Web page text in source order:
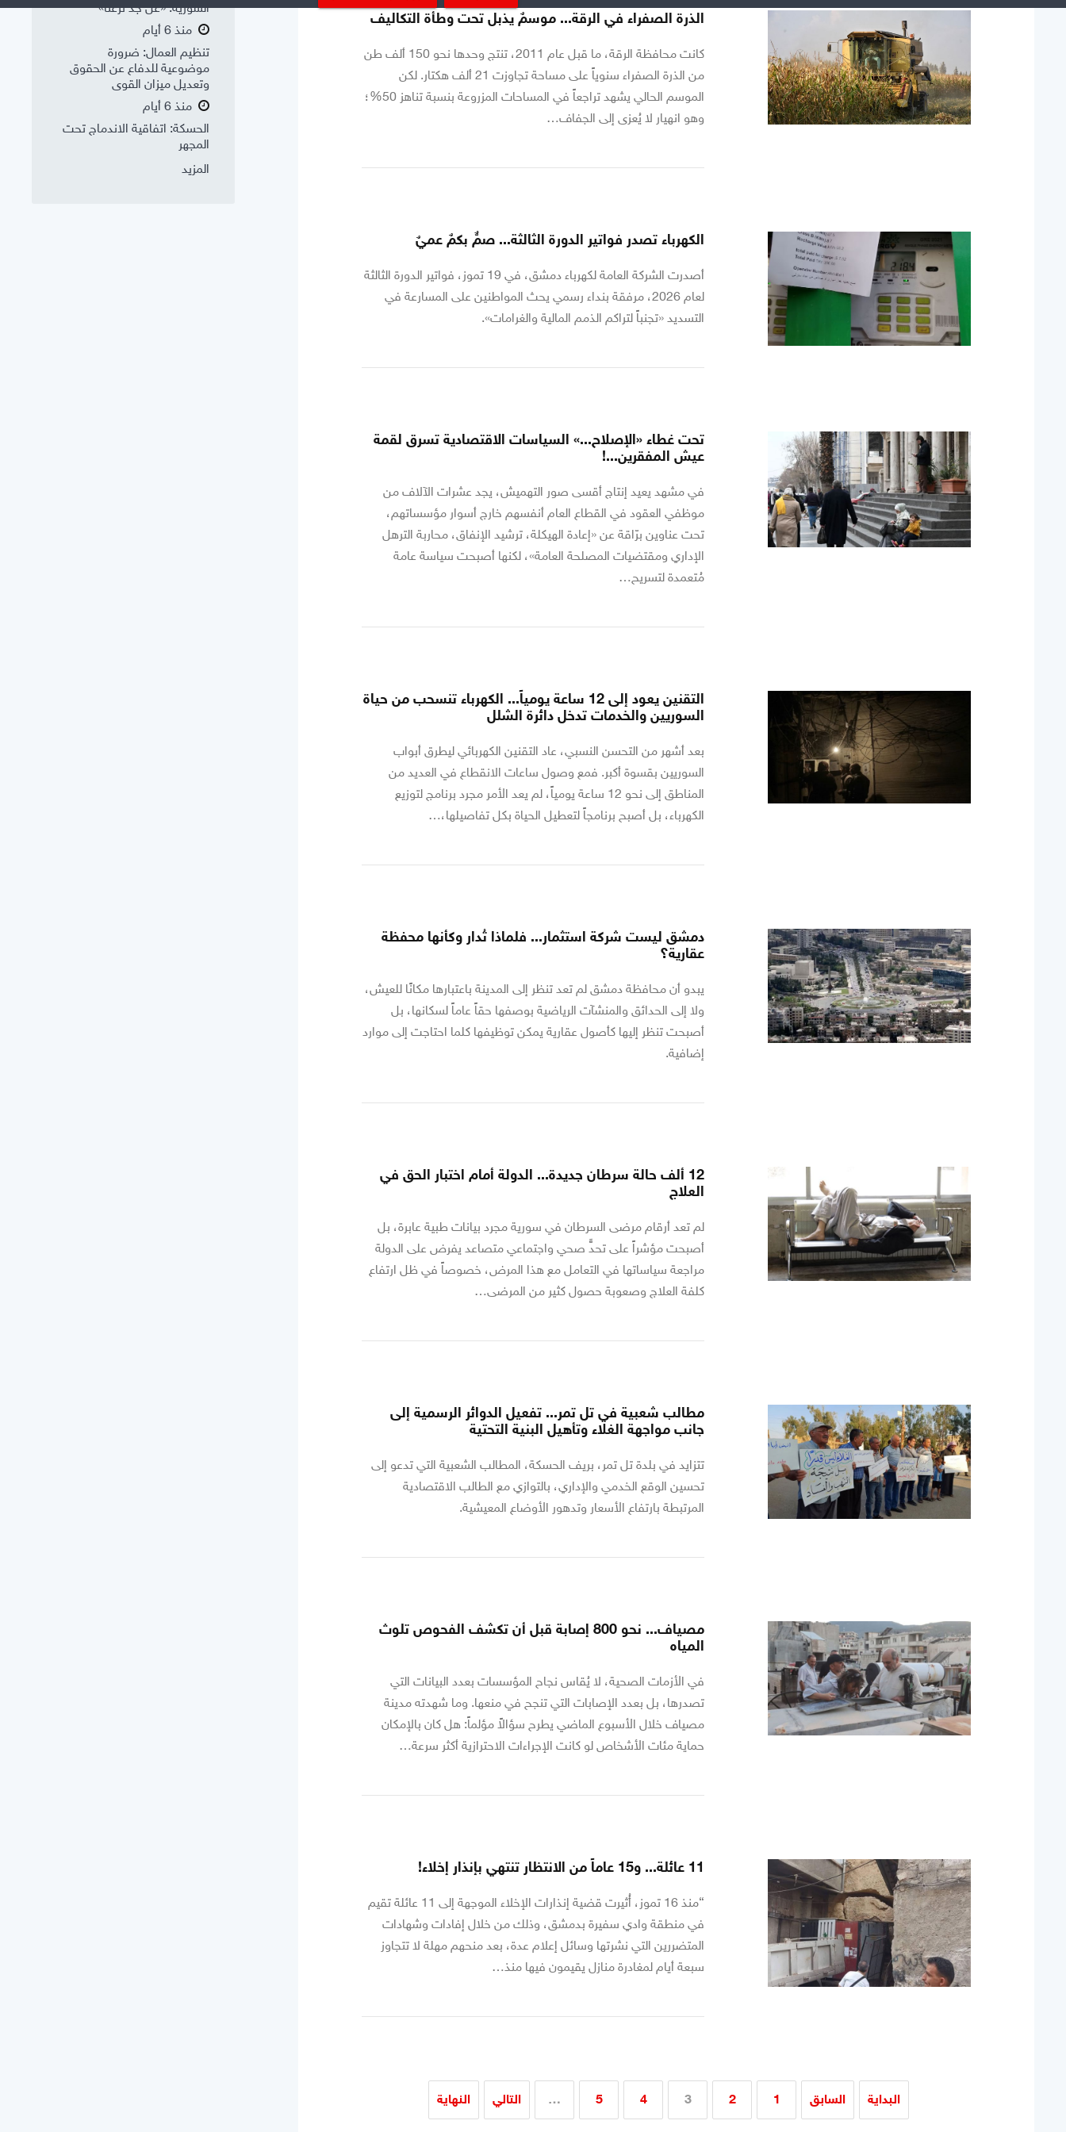
الذرة الصفراء في الرقة... موسمٌ يذبل تحت وطأة التكاليف
كانت محافظة الرقة، ما قبل عام 2011، تنتج وحدها نحو 150 ألف طن
من الذرة الصفراء سنوياً على مساحة تجاوزت 21 ألف هكتار. لكن
الموسم الحالي يشهد تراجعاً في المساحات المزروعة بنسبة تناهز 50%؛
وهو انهيار لا يُعزى إلى الجفاف…
الكهرباء تصدر فواتير الدورة الثالثة... صمٌّ بكمٌ عميٌ
أصدرت الشركة العامة لكهرباء دمشق، في 19 تموز، فواتير الدورة الثالثة
لعام 2026، مرفقة بنداء رسمي يحث المواطنين على المسارعة في
التسديد «تجنباً لتراكم الذمم المالية والغرامات».
تحت غطاء «الإصلاح...» السياسات الاقتصادية تسرق لقمة
عيش المفقرين...!
في مشهد يعيد إنتاج أقسى صور التهميش، يجد عشرات الآلاف من
موظفي العقود في القطاع العام أنفسهم خارج أسوار مؤسساتهم،
تحت عناوين برّاقة عن «إعادة الهيكلة، ترشيد الإنفاق، محاربة الترهل
الإداري ومقتضيات المصلحة العامة»، لكنها أصبحت سياسة عامة
مُتعمدة لتسريح…
التقنين يعود إلى 12 ساعة يومياً... الكهرباء تنسحب من حياة
السوريين والخدمات تدخل دائرة الشلل
بعد أشهر من التحسن النسبي، عاد التقنين الكهربائي ليطرق أبواب
السوريين بقسوة أكبر. فمع وصول ساعات الانقطاع في العديد من
المناطق إلى نحو 12 ساعة يومياً، لم يعد الأمر مجرد برنامج لتوزيع
الكهرباء، بل أصبح برنامجاً لتعطيل الحياة بكل تفاصيلها،…
دمشق ليست شركة استثمار... فلماذا تُدار وكأنها محفظة
عقارية؟
يبدو أن محافظة دمشق لم تعد تنظر إلى المدينة باعتبارها مكانًا للعيش،
ولا إلى الحدائق والمنشآت الرياضية بوصفها حقاً عاماً لسكانها، بل
أصبحت تنظر إليها كأصول عقارية يمكن توظيفها كلما احتاجت إلى موارد
إضافية.
12 ألف حالة سرطان جديدة... الدولة أمام اختبار الحق في
العلاج
لم تعد أرقام مرضى السرطان في سورية مجرد بيانات طبية عابرة، بل
أصبحت مؤشراً على تحدٍّ صحي واجتماعي متصاعد يفرض على الدولة
مراجعة سياساتها في التعامل مع هذا المرض، خصوصاً في ظل ارتفاع
كلفة العلاج وصعوبة حصول كثير من المرضى…
مطالب شعبية في تل تمر... تفعيل الدوائر الرسمية إلى
جانب مواجهة الغلاء وتأهيل البنية التحتية
تتزايد في بلدة تل تمر، بريف الحسكة، المطالب الشعبية التي تدعو إلى
تحسين الوقع الخدمي والإداري، بالتوازي مع الطالب الاقتصادية
المرتبطة بارتفاع الأسعار وتدهور الأوضاع المعيشية.
مصياف... نحو 800 إصابة قبل أن تكشف الفحوص تلوث
المياه
في الأزمات الصحية، لا يُقاس نجاح المؤسسات بعدد البيانات التي
تصدرها، بل بعدد الإصابات التي تنجح في منعها. وما شهدته مدينة
مصياف خلال الأسبوع الماضي يطرح سؤالاً مؤلماً: هل كان بالإمكان
حماية مئات الأشخاص لو كانت الإجراءات الاحترازية أكثر سرعة…
11 عائلة... و15 عاماً من الانتظار تنتهي بإنذار إخلاء!
“منذ 16 تموز، أُثيرت قضية إنذارات الإخلاء الموجهة إلى 11 عائلة تقيم
في منطقة وادي سفيرة بدمشق، وذلك من خلال إفادات وشهادات
المتضررين التي نشرتها وسائل إعلام عدة، بعد منحهم مهلة لا تتجاوز
سبعة أيام لمغادرة منازل يقيمون فيها منذ…
البداية السابق 1
2
3
4
5
… التالي النهاية
السورية: «عن جد نزعتا»
منذ 6 أيام
تنظيم العمال: ضرورة
موضوعية للدفاع عن الحقوق
وتعديل ميزان القوى
منذ 6 أيام
الحسكة: اتفاقية الاندماج تحت
المجهر
المزيد